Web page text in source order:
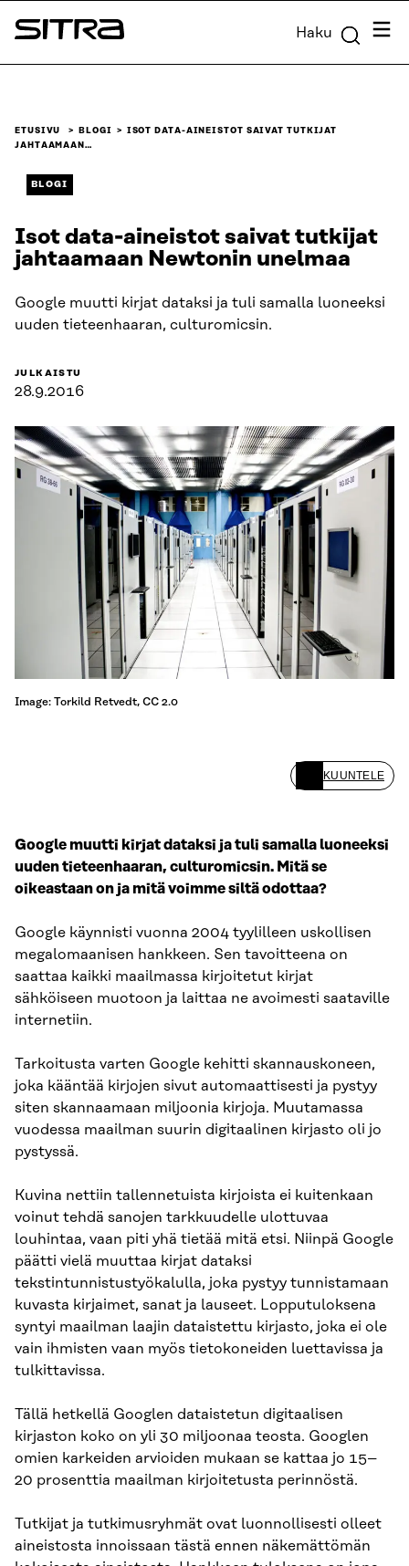
Siirry
suoraan
Sitra Haku
ETUSIVU BLOGI
ISOT DATA-AINEISTOT SAIVAT TUTKIJAT
JAHTAAMAAN…
BLOGI
Isot data-aineistot saivat tutkijat
jahtaamaan Newtonin unelmaa
Google muutti kirjat dataksi ja tuli samalla luoneeksi
uuden tieteenhaaran, culturomicsin.
JULKAISTU
28.9.2016
Image: Torkild Retvedt, CC 2.0
KUUNTELE
Google muutti kirjat dataksi ja tuli samalla luoneeksi
uuden tieteenhaaran, culturomicsin. Mitä se
oikeastaan on ja mitä voimme siltä odottaa?
Google käynnisti vuonna 2004 tyylilleen uskollisen
megalomaanisen hankkeen. Sen tavoitteena on
saattaa kaikki maailmassa kirjoitetut kirjat
sähköiseen muotoon ja laittaa ne avoimesti saataville
internetiin.
Tarkoitusta varten Google kehitti skannauskoneen,
joka kääntää kirjojen sivut automaattisesti ja pystyy
siten skannaamaan miljoonia kirjoja. Muutamassa
vuodessa maailman suurin digitaalinen kirjasto oli jo
pystyssä.
Kuvina nettiin tallennetuista kirjoista ei kuitenkaan
voinut tehdä sanojen tarkkuudelle ulottuvaa
louhintaa, vaan piti yhä tietää mitä etsi. Niinpä Google
päätti vielä muuttaa kirjat dataksi
tekstintunnistustyökalulla, joka pystyy tunnistamaan
kuvasta kirjaimet, sanat ja lauseet. Lopputuloksena
syntyi maailman laajin dataistettu kirjasto, joka ei ole
vain ihmisten vaan myös tietokoneiden luettavissa ja
tulkittavissa.
Tällä hetkellä Googlen dataistetun digitaalisen
kirjaston koko on yli 30 miljoonaa teosta. Googlen
omien karkeiden arvioiden mukaan se kattaa jo 15–
20 prosenttia maailman kirjoitetusta perinnöstä.
Tutkijat ja tutkimusryhmät ovat luonnollisesti olleet
aineistosta innoissaan tästä ennen näkemättömän